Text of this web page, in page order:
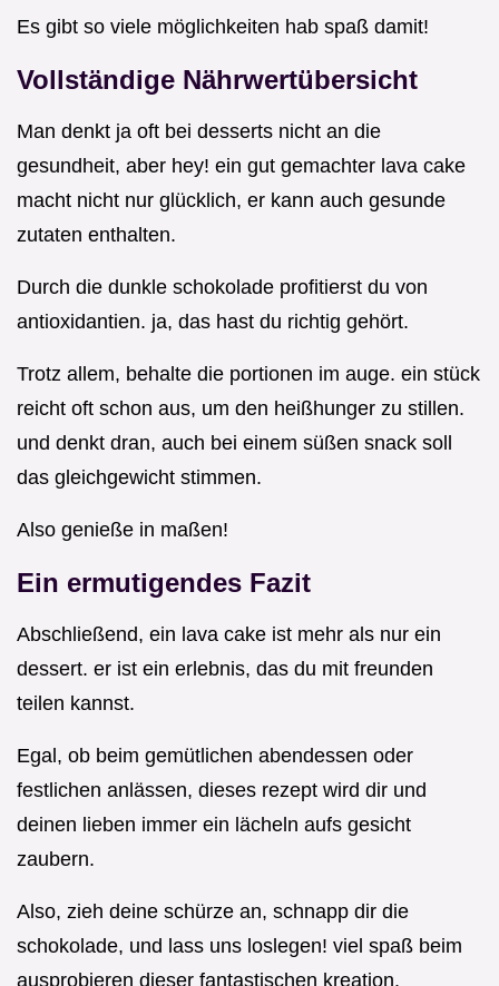
Es gibt so viele möglichkeiten hab spaß damit!
Vollständige Nährwertübersicht
Man denkt ja oft bei desserts nicht an die
gesundheit, aber hey! ein gut gemachter lava cake
macht nicht nur glücklich, er kann auch gesunde
zutaten enthalten.
Durch die dunkle schokolade profitierst du von
antioxidantien. ja, das hast du richtig gehört.
Trotz allem, behalte die portionen im auge. ein stück
reicht oft schon aus, um den heißhunger zu stillen.
und denkt dran, auch bei einem süßen snack soll
das gleichgewicht stimmen.
Also genieße in maßen!
Ein ermutigendes Fazit
Abschließend, ein lava cake ist mehr als nur ein
dessert. er ist ein erlebnis, das du mit freunden
teilen kannst.
Egal, ob beim gemütlichen abendessen oder
festlichen anlässen, dieses rezept wird dir und
deinen lieben immer ein lächeln aufs gesicht
zaubern.
Also, zieh deine schürze an, schnapp dir die
schokolade, und lass uns loslegen! viel spaß beim
ausprobieren dieser fantastischen kreation.